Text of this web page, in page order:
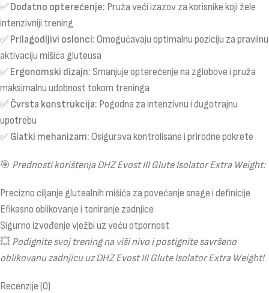
✅ Dodatno opterećenje: Pruža veći izazov za korisnike koji žele
intenzivniji trening
✅ Prilagodljivi oslonci: Omogućavaju optimalnu poziciju za pravilnu
aktivaciju mišića gluteusa
✅ Ergonomski dizajn: Smanjuje opterećenje na zglobove i pruža
maksimalnu udobnost tokom treninga
✅ Čvrsta konstrukcija: Pogodna za intenzivnu i dugotrajnu
upotrebu
✅ Glatki mehanizam: Osigurava kontrolisane i prirodne pokrete
🎯 Prednosti korištenja DHZ Evost III Glute Isolator Extra Weight:
Precizno ciljanje glutealnih mišića za povećanje snage i definicije
Efikasno oblikovanje i toniranje zadnjice
Sigurno izvođenje vježbi uz veću otpornost
💥 Podignite svoj trening na viši nivo i postignite savršeno
oblikovanu zadnjicu uz DHZ Evost III Glute Isolator Extra Weight!
Recenzije (0)